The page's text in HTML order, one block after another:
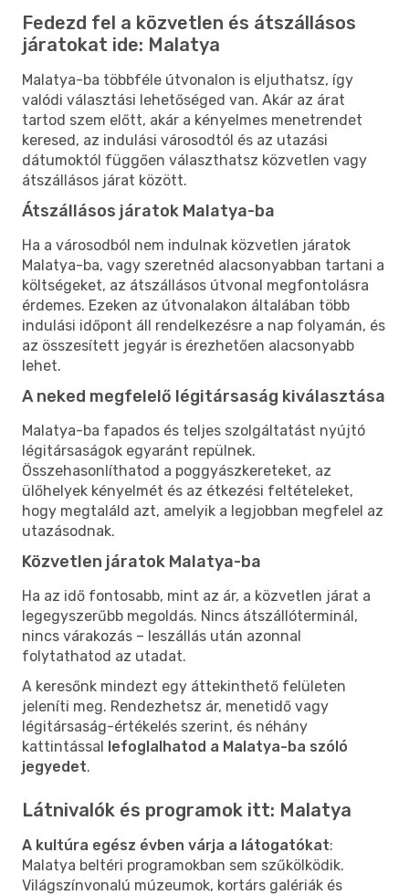
Fedezd fel a közvetlen és átszállásos
járatokat ide: Malatya
Malatya-ba többféle útvonalon is eljuthatsz, így
valódi választási lehetőséged van. Akár az árat
tartod szem előtt, akár a kényelmes menetrendet
keresed, az indulási városodtól és az utazási
dátumoktól függően választhatsz közvetlen vagy
átszállásos járat között.
Átszállásos járatok Malatya-ba
Ha a városodból nem indulnak közvetlen járatok
Malatya-ba, vagy szeretnéd alacsonyabban tartani a
költségeket, az átszállásos útvonal megfontolásra
érdemes. Ezeken az útvonalakon általában több
indulási időpont áll rendelkezésre a nap folyamán, és
az összesített jegyár is érezhetően alacsonyabb
lehet.
A neked megfelelő légitársaság kiválasztása
Malatya-ba fapados és teljes szolgáltatást nyújtó
légitársaságok egyaránt repülnek.
Összehasonlíthatod a poggyászkereteket, az
ülőhelyek kényelmét és az étkezési feltételeket,
hogy megtaláld azt, amelyik a legjobban megfelel az
utazásodnak.
Közvetlen járatok Malatya-ba
Ha az idő fontosabb, mint az ár, a közvetlen járat a
legegyszerűbb megoldás. Nincs átszállóterminál,
nincs várakozás – leszállás után azonnal
folytathatod az utadat.
A keresőnk mindezt egy áttekinthető felületen
jeleníti meg. Rendezhetsz ár, menetidő vagy
légitársaság-értékelés szerint, és néhány
kattintással lefoglalhatod a Malatya-ba szóló
jegyedet.
Látnivalók és programok itt: Malatya
A kultúra egész évben várja a látogatókat:
Malatya beltéri programokban sem szűkölködik.
Világszínvonalú múzeumok, kortárs galériák és